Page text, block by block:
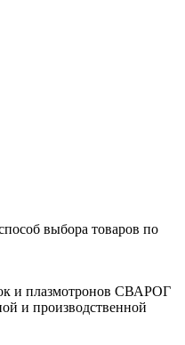
выбора товаров по
и плазмотронов СВАРОГ
и производственной